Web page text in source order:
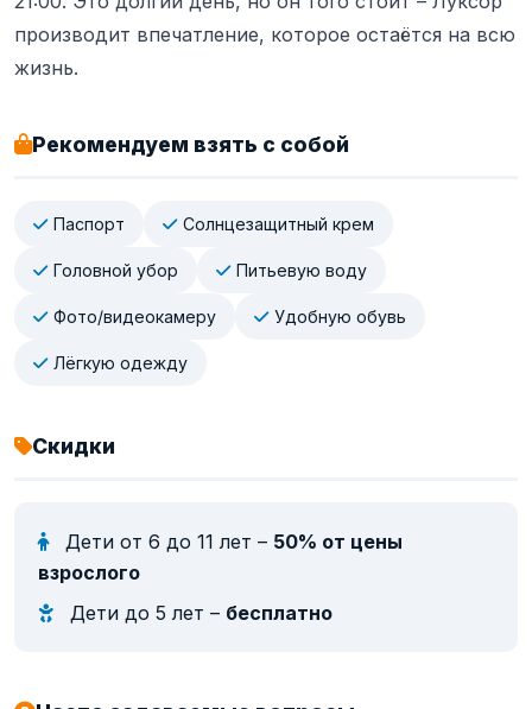
производит впечатление, которое остаётся на всю
жизнь.
Рекомендуем взять с собой
Паспорт Солнцезащитный крем
Головной убор Питьевую воду
Фото/видеокамеру Удобную обувь
Лёгкую одежду
Скидки
Дети от 6 до 11 лет – 50% от цены
взрослого
Дети до 5 лет – бесплатно